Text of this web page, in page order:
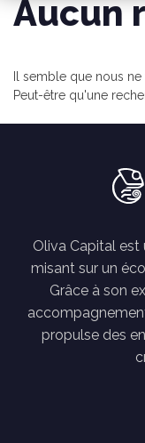
Aucun
Il semble que nous
Peut-être qu'une
Oliva Capital
misant sur un
Grâce à son
propulse des